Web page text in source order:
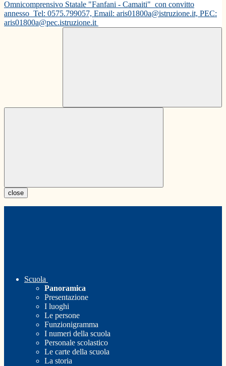
Omnicomprensivo Statale "Fanfani - Camaiti" con convitto
annesso Tel: 0575.799057, Email: aris01800a@istruzione.it, PEC:
aris01800a@pec.istruzione.it
close
Scuola
Panoramica
Presentazione
I luoghi
Le persone
Funzionigramma
I numeri della scuola
Personale scolastico
Le carte della scuola
La storia